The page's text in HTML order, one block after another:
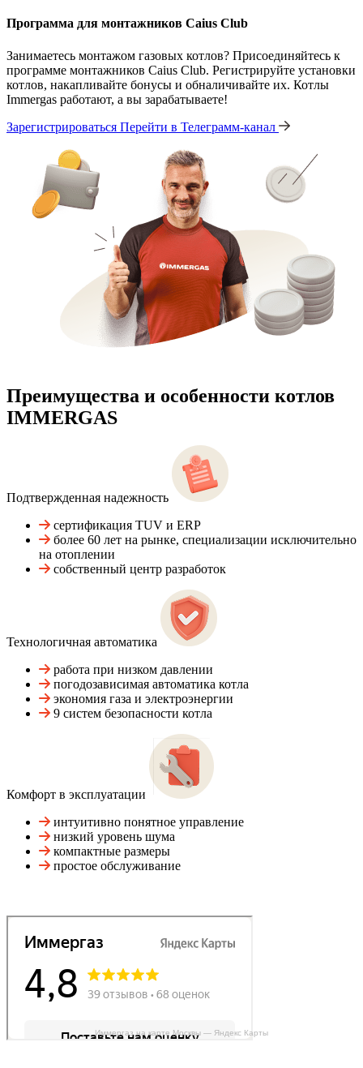
Программа для монтажников Caius Club
Занимаетесь монтажом газовых котлов? Присоединяйтесь к
программе монтажников Caius Club. Регистрируйте установки
котлов, накапливайте бонусы и обналичивайте их. Котлы
Immergas работают, а вы зарабатываете!
Зарегистрироваться Перейти в Телеграмм-канал
Преимущества и особенности котлов
IMMERGAS
Подтвержденная надежность
сертификация TUV и ERP
более 60 лет на рынке, специализации исключительно
на отоплении
собственный центр разработок
Технологичная автоматика
работа при низком давлении
погодозависимая автоматика котла
экономия газа и электроэнергии
9 систем безопасности котла
Комфорт в эксплуатации
интуитивно понятное управление
низкий уровень шума
компактные размеры
простое обслуживание
Иммергаз на карте Москвы — Яндекс Карты